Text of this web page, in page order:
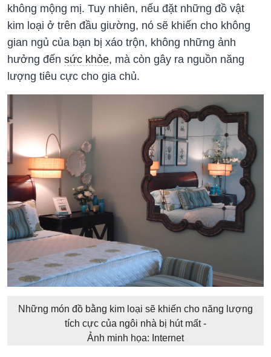
không mộng mị. Tuy nhiên, nếu đặt những đồ vật
kim loại ở trên đầu giường, nó sẽ khiến cho không
gian ngủ của bạn bị xáo trộn, không những ảnh
hưởng đến sức khỏe, mà còn gây ra nguồn năng
lượng tiêu cực cho gia chủ.
Những món đồ bằng kim loại sẽ khiến cho năng lượng
tích cực của ngôi nhà bị hút mất -
Ảnh minh họa: Internet